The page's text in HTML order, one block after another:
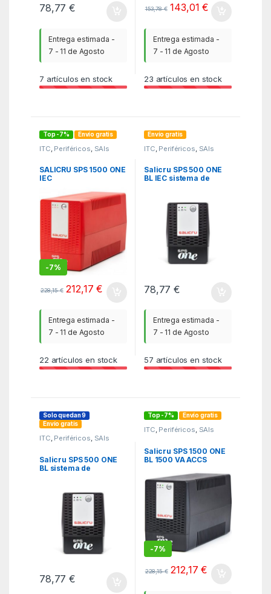
78,77€
Entrega estimada -
7 - 11 de Agosto
7 artículos en stock
153,78€ 143,01€
Entrega estimada -
7 - 11 de Agosto
23 artículos en stock
Top -7% Envío gratis
ITC, Periféricos, SAIs
SALICRU SPS 1500 ONE
IEC
-7%
228,15€ 212,17€
Entrega estimada -
7 - 11 de Agosto
22 artículos en stock
Envío gratis
ITC, Periféricos, SAIs
Salicru SPS 500 ONE
BL IEC sistema de
Línea interactiva 0,5
kVA 240 W 4 salidas AC
78,77€
Entrega estimada -
7 - 11 de Agosto
57 artículos en stock
Solo quedan 9
Envío gratis
ITC, Periféricos, SAIs
Salicru SPS 500 ONE
BL sistema de
Línea interactiva 0,5
kVA 240 W 2 salidas AC
78,77€
Top -7% Envío gratis
ITC, Periféricos, SAIs
Salicru SPS 1500 ONE
BL 1500 VA ACCS
alimentación
ininterrumpida (UPS)
1,5 kVA
-7%
228,15€ 212,17€